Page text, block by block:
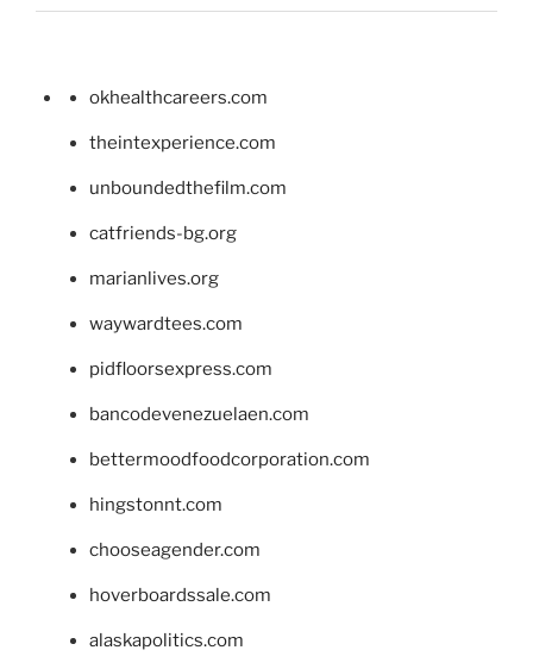
okhealthcareers.com
theintexperience.com
unboundedthefilm.com
catfriends-bg.org
marianlives.org
waywardtees.com
pidfloorsexpress.com
bancodevenezuelaen.com
bettermoodfoodcorporation.com
hingstonnt.com
chooseagender.com
hoverboardssale.com
alaskapolitics.com